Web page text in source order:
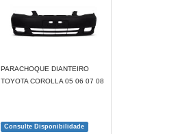
PARACHOQUE DIANTEIRO
TOYOTA COROLLA 05 06 07 08
Consulte Disponibilidade